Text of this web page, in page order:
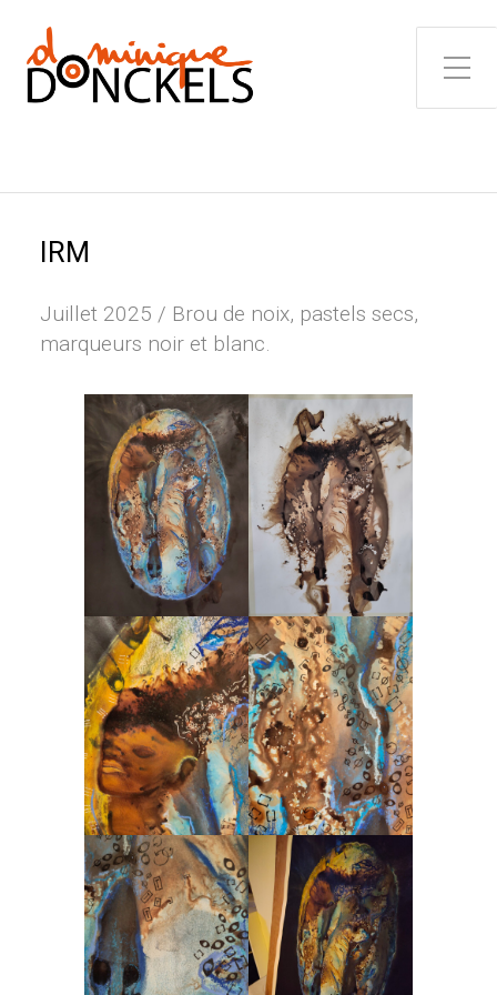
Toggle Side Menu
IRM
Juillet 2025 / Brou de noix, pastels secs,
marqueurs noir et blanc.